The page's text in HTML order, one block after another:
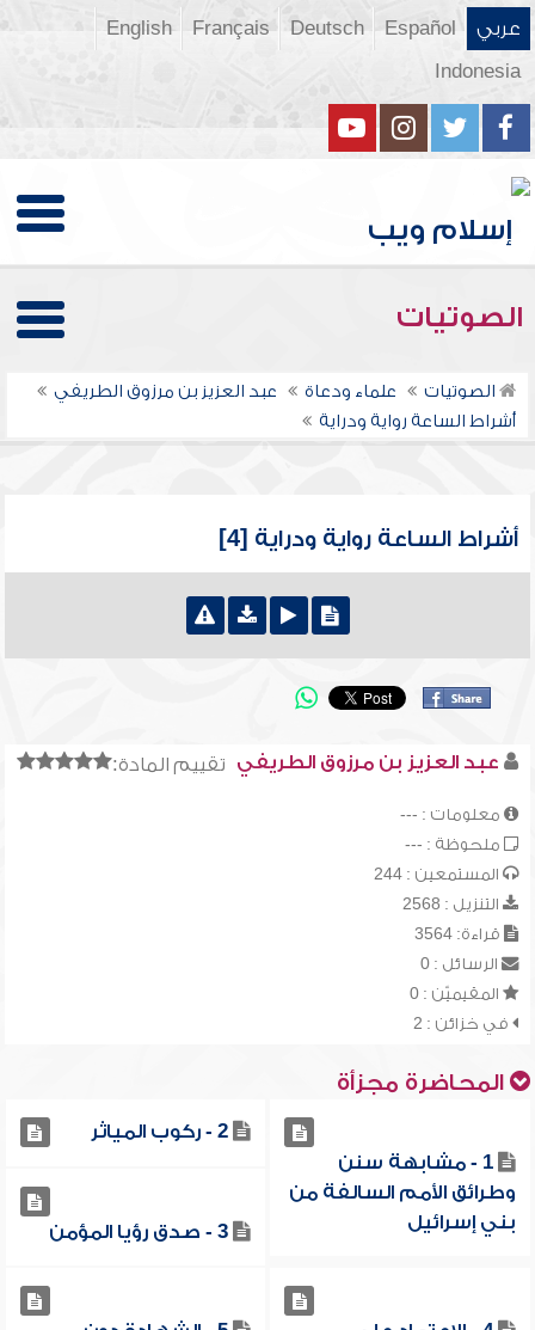
عربي Español
Deutsch
Français
English
Indonesia
الصوتيات
الصوتيات علماء ودعاة
عبد العزيز بن مرزوق الطريفي
أشراط الساعة رواية ودراية
أشراط الساعة رواية ودراية [4]
تقييم المادة: عبد العزيز بن مرزوق الطريفي
معلومات : ---
ملحوظة : ---
المستمعين : 244
التنزيل : 2568
قراءة: 3564
الرسائل : 0
المقيميّن : 0
في خزائن : 2
المحاضرة مجزأة
1 - مشابهة سنن
وطرائق الأمم السالفة من
بني إسرائيل
2 - ركوب المياثر
3 - صدق رؤيا المؤمن